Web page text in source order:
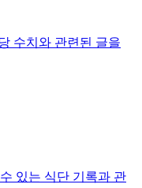
수치와 관련된 글을
있는 식단 기록과 관